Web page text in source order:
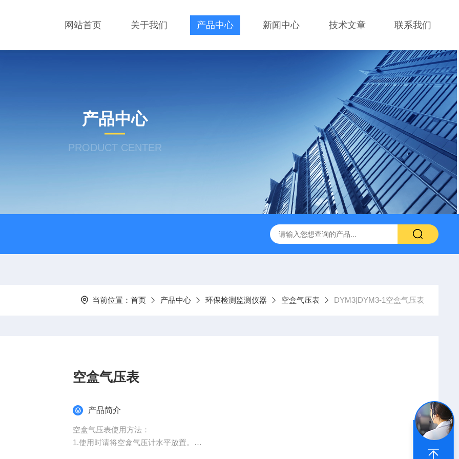
网站首页 关于我们 产品中心 新闻中心 技术文章 联系我们
产品中心
PRODUCT CENTER
当前位置： 首页 产品中心 环保检测监测仪器 空盒气压表 DYM3|DYM3-1空盒气压表
空盒气压表
产品简介
空盒气压表使用方法：
1.使用时请将空盒气压计水平放置。